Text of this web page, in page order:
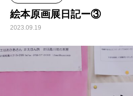
絵本原画展日記ー③
2023.09.19